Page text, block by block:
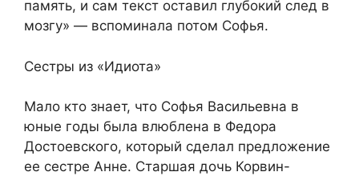
память, и сам текст оставил глубокий след в
мозгу» — вспоминала потом Софья.
Сестры из «Идиота»
Мало кто знает, что Софья Васильевна в
юные годы была влюблена в Федора
Достоевского, который сделал предложение
ее сестре Анне. Старшая дочь Корвин-